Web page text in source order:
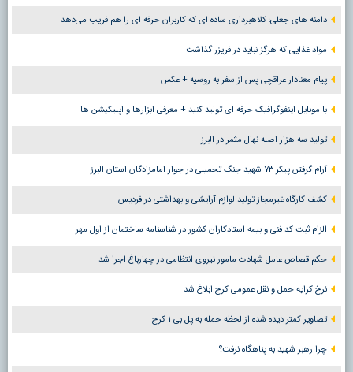
دامنه های جعلی؛ کلاهبرداری ساده ای که کاربران حرفه ای را هم فریب می‌دهد
مواد غذایی که هرگز نباید در فریزر گذاشت
پیام معنادار عراقچی پس از سفر به روسیه + عکس
با موبایل اینفوگرافیک حرفه ای تولید کنید + معرفی ابزارها و اپلیکیشن ها
تولید سه هزار اصله نهال مثمر در البرز
آرام گرفتن پیکر ۷۳ شهید جنگ تحمیلی در جوار امامزادگان استان البرز
کشف کارگاه غیرمجاز تولید لوازم آرایشی و بهداشتی در فردیس
الزام ثبت کد فنی و بیمه استادکاران کشور در شناسنامه ساختمان از اول مهر
حکم قصاص عامل شهادت مامور نیروی انتظامی در چهارباغ اجرا شد
نرخ کرایه حمل و نقل عمومی کرج ابلاغ شد
تصاویر کمتر دیده شده از لحظه حمله به پل بی ۱ کرج
چرا رهبر شهید به پناهگاه نرفت؟